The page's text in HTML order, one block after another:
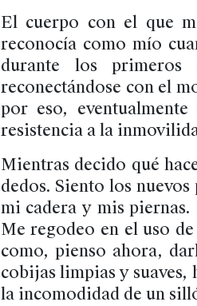
El cuerpo con el que
reconocía como mío
durante los primeros
reconectándose con el
por eso,
resistencia a la
Mientras decido qué
dedos. Siento los
mi cadera y mis
Me regodeo en el uso
como, pienso ahora,
cobijas limpias y suaves,
la incomodidad de un